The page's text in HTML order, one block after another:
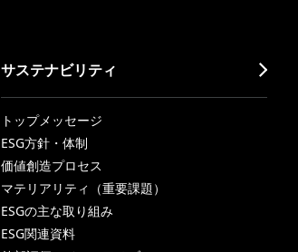
サステナビリティ
トップメッセージ
ESG方針・体制
価値創造プロセス
マテリアリティ（重要課題）
ESGの主な取り組み
ESG関連資料